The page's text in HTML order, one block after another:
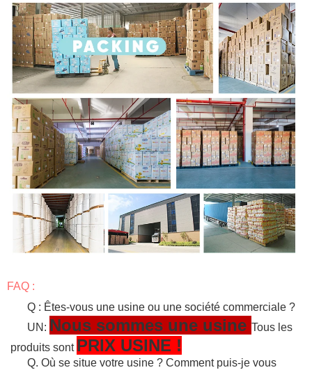
FAQ :
Q : Êtes-vous une usine ou une société commerciale ?
UN: Nous sommes une usine Tous les
produits sont PRIX USINE !
Q. Où se situe votre usine ? Comment puis-je vous